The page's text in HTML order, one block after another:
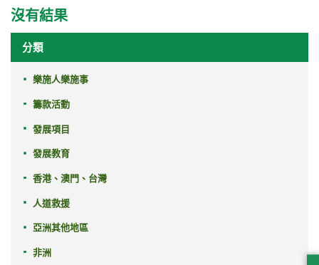
沒有結果
分類
樂施人樂施事
籌款活動
發展項目
發展教育
香港、澳門、台灣
人道救援
亞洲其他地區
非洲